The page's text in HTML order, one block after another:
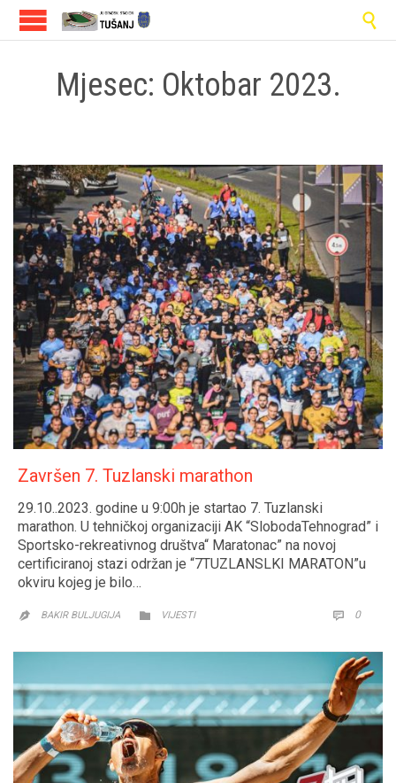

Mjesec: Oktobar 2023.
Završen 7. Tuzlanski marathon
29.10..2023. godine u 9:00h je startao 7. Tuzlanski
marathon. U tehničkoj organizaciji AK “SlobodaTehnograd” i
Sportsko-rekreativnog društva“ Maratonac” na novoj
certificiranoj stazi održan je “7TUZLANSLKI MARATON”u
okviru kojeg je bilo…
 BAKIR BULJUGIJA  CATEGORY
VIJESTI  0